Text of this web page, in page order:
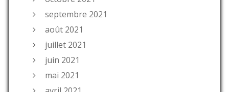
septembre 2021
août 2021
juillet 2021
juin 2021
mai 2021